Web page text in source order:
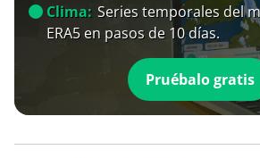
Clima: Series temporales del
ERA5 en pasos de 10 días.
Pruébalo gratis